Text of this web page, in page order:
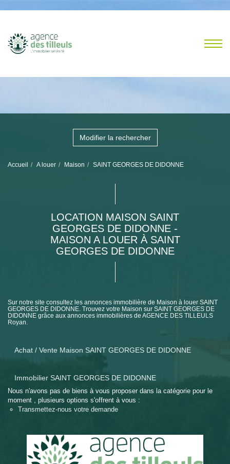
Modifier la rechercher
Accueil A louer Maison SAINT GEORGES DE DIDONNE
LOCATION MAISON SAINT
GEORGES DE DIDONNE -
MAISON A LOUER À SAINT
GEORGES DE DIDONNE
Sur notre site consultez les annonces immobilière de Maison à louer SAINT
GEORGES DE DIDONNE. Trouvez votre Maison sur SAINT GEORGES DE
DIDONNE grâce aux annonces immobilières de AGENCE DES TILLEULS
Royan.
Achat / Vente Maison SAINT GEORGES DE DIDONNE
Immobilier SAINT GEORGES DE DIDONNE
Nous n'avons pas de biens à vous proposer dans la catégorie pour le
moment , plusieurs options s'offrent à vous :
Transmettez-nous votre demande